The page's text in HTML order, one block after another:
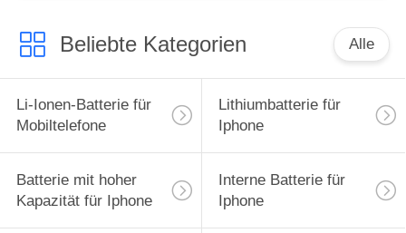
Beliebte Kategorien Alle
Li-Ionen-Batterie für
Mobiltelefone
Lithiumbatterie für
Iphone
Batterie mit hoher
Kapazität für Iphone
Interne Batterie für
Iphone